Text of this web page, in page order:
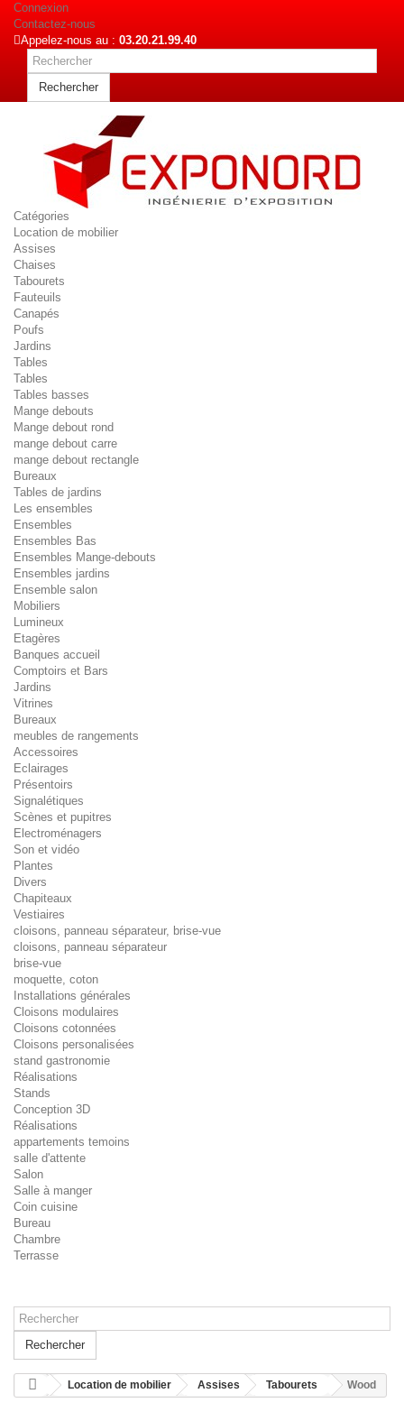
Connexion
Contactez-nous
Appelez-nous au : 03.20.21.99.40
Rechercher
Catégories
Location de mobilier
Assises
Chaises
Tabourets
Fauteuils
Canapés
Poufs
Jardins
Tables
Tables
Tables basses
Mange debouts
Mange debout rond
mange debout carre
mange debout rectangle
Bureaux
Tables de jardins
Les ensembles
Ensembles
Ensembles Bas
Ensembles Mange-debouts
Ensembles jardins
Ensemble salon
Mobiliers
Lumineux
Etagères
Banques accueil
Comptoirs et Bars
Jardins
Vitrines
Bureaux
meubles de rangements
Accessoires
Eclairages
Présentoirs
Signalétiques
Scènes et pupitres
Electroménagers
Son et vidéo
Plantes
Divers
Chapiteaux
Vestiaires
cloisons, panneau séparateur, brise-vue
cloisons, panneau séparateur
brise-vue
moquette, coton
Installations générales
Cloisons modulaires
Cloisons cotonnées
Cloisons personalisées
stand gastronomie
Réalisations
Stands
Conception 3D
Réalisations
appartements temoins
salle d'attente
Salon
Salle à manger
Coin cuisine
Bureau
Chambre
Terrasse
Rechercher
Location de mobilier Assises Tabourets Wood